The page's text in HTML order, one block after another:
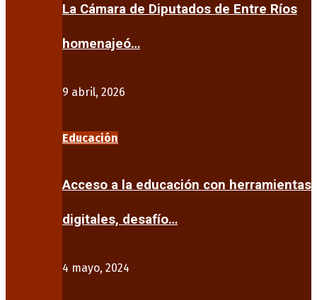
La Cámara de Diputados de Entre Ríos
homenajeó…
9 abril, 2026
Educación
Acceso a la educación con herramientas
digitales, desafío…
4 mayo, 2024